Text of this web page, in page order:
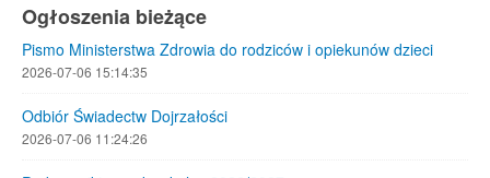
Ogłoszenia bieżące
Pismo Ministerstwa Zdrowia do rodziców i opiekunów dzieci
2026-07-06 15:14:35
Odbiór Świadectw Dojrzałości
2026-07-06 11:24:26